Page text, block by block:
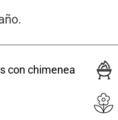
con chimenea